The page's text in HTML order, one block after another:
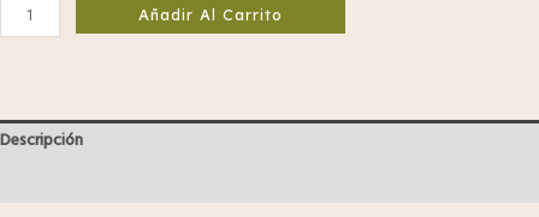
Añadir Al Carrito
Descripción